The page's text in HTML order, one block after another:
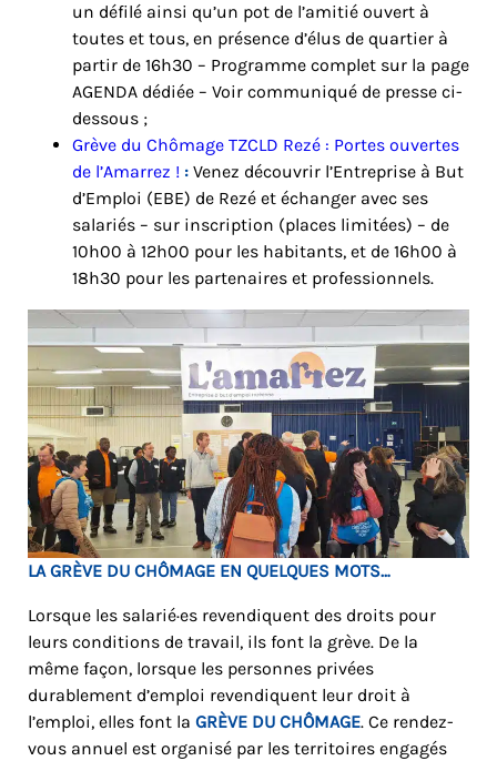
un défilé ainsi qu’un pot de l’amitié ouvert à
toutes et tous, en présence d’élus de quartier à
partir de 16h30 – Programme complet sur la page
AGENDA dédiée – Voir communiqué de presse ci-
dessous ;
Grève du Chômage TZCLD Rezé : Portes ouvertes
de l’Amarrez ! : Venez découvrir l’Entreprise à But
d’Emploi (EBE) de Rezé et échanger avec ses
salariés – sur inscription (places limitées) – de
10h00 à 12h00 pour les habitants, et de 16h00 à
18h30 pour les partenaires et professionnels.
LA GRÈVE DU CHÔMAGE EN QUELQUES MOTS…
Lorsque les salarié·es revendiquent des droits pour
leurs conditions de travail, ils font la grève. De la
même façon, lorsque les personnes privées
durablement d’emploi revendiquent leur droit à
l’emploi, elles font la GRÈVE DU CHÔMAGE. Ce rendez-
vous annuel est organisé par les territoires engagés